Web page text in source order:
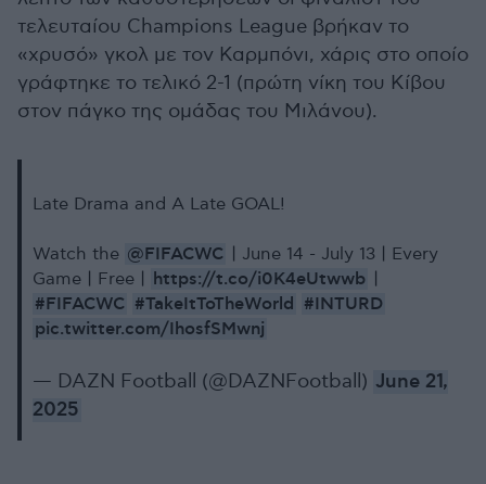
τελευταίου Champions League βρήκαν το
«χρυσό» γκολ με τον Καρμπόνι, χάρις στο οποίο
γράφτηκε το τελικό 2-1 (πρώτη νίκη του Κίβου
στον πάγκο της ομάδας του Μιλάνου).
Late Drama and A Late GOAL!
Watch the @FIFACWC
| June 14 - July 13 | Every
Game | Free |
https://t.co/i0K4eUtwwb
#FIFACWC #TakeItToTheWorld #INTURD
pic.twitter.com/IhosfSMwnj
— DAZN Football (@DAZNFootball) June 21,
2025